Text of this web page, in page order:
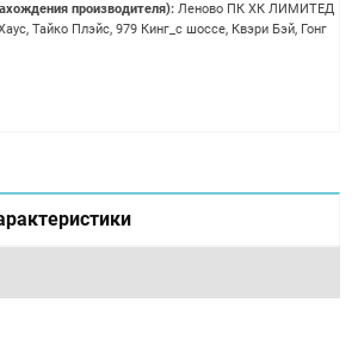
производителя): Леново ПК ХК ЛИМИТЕД
Тайко Плэйс, 979 Кинг_с шоссе, Квэри Бэй, Гонг